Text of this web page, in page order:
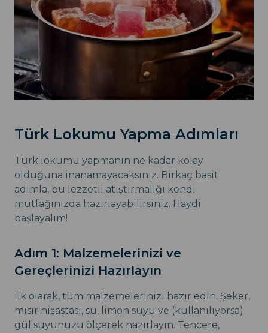
Türk Lokumu Yapma Adımları
Türk lokumu yapmanın ne kadar kolay
olduğuna inanamayacaksınız. Birkaç basit
adımla, bu lezzetli atıştırmalığı kendi
mutfağınızda hazırlayabilirsiniz. Haydi
başlayalım!
Adım 1: Malzemelerinizi ve
Gereçlerinizi Hazırlayın
İlk olarak, tüm malzemelerinizi hazır edin. Şeker,
mısır nişastası, su, limon suyu ve (kullanılıyorsa)
gül suyunuzu ölçerek hazırlayın. Tencere,